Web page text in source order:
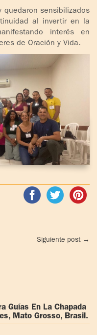
quedaron sensibilizados
al invertir en la
interés en
de Oración y Vida.
Siguiente post →
Guías En La Chapada
De Los Guimarães, Mato Grosso, Brasil.